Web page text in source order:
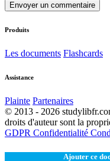
Envoyer un commentaire
Produits
Les documents Flashcards
Assistance
Plainte Partenaires
© 2013 - 2026
droits d'auteur sont la
GDPR Confidentialité
Ajouter ce